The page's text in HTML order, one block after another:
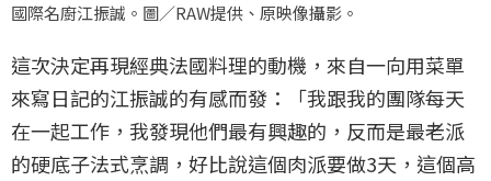
國際名廚江振誠。圖／RAW提供、原映像攝影。
這次決定再現經典法國料理的動機，來自一向用菜單
來寫日記的江振誠的有感而發：「我跟我的團隊每天
在一起工作，我發現他們最有興趣的，反而是最老派
的硬底子法式烹調，好比說這個肉派要做3天，這個高